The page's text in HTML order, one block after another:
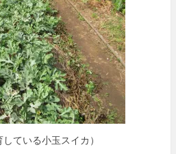
している小玉スイカ）